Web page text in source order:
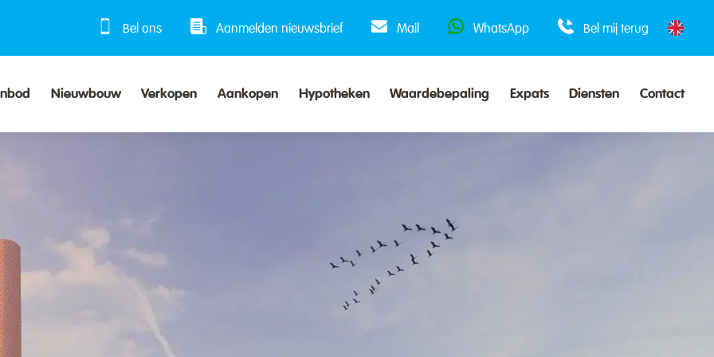
Bel ons Aanmelden nieuwsbrief Mail WhatsApp Bel mij terug
Nieuwbouw Verkopen Aankopen Hypotheken Waardebepaling Expats Diensten Contact